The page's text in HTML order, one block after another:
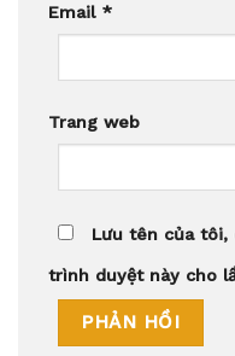
Email *
Trang web
Lưu tên của tôi,
trình duyệt này cho